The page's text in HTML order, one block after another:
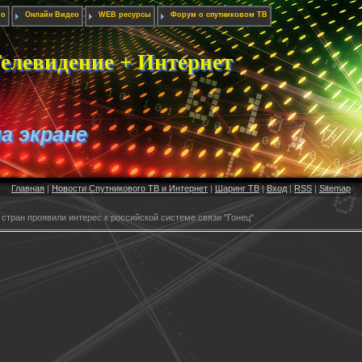
Онлайн Видео WEB ресурсы Форум о спутниковом ТВ
+ Интернет
экране
Главная | Новости Спутникового ТВ и Интернет | Шаринг ТВ|Вход| RSS | Sitemap
проявили интерес к российской системе связи "Гонец"